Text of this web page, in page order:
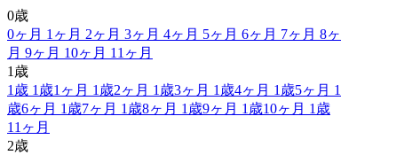
0歳
0ヶ月 1ヶ月 2ヶ月 3ヶ月 4ヶ月 5ヶ月 6ヶ月 7ヶ月 8ヶ
月 9ヶ月 10ヶ月 11ヶ月
1歳
1歳 1歳1ヶ月 1歳2ヶ月 1歳3ヶ月 1歳4ヶ月 1歳5ヶ月 1
歳6ヶ月 1歳7ヶ月 1歳8ヶ月 1歳9ヶ月 1歳10ヶ月 1歳
11ヶ月
2歳